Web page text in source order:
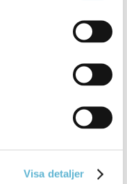
Visa detaljer